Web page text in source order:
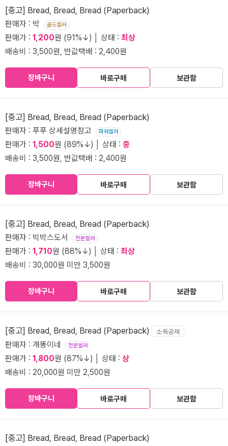
[중고] Bread, Bread, Bread (Paperback)
판매자 : 박 골드셀러
판매가 : 1,200원 (91%↓) │ 상태 : 최상
배송비 : 3,500원, 반값택배 : 2,400원
장바구니 바로구매 보관함
[중고] Bread, Bread, Bread (Paperback)
판매자 : 푸푸 상세설명참고 파워셀러
판매가 : 1,500원 (89%↓) │ 상태 : 중
배송비 : 3,500원, 반값택배 : 2,400원
장바구니 바로구매 보관함
[중고] Bread, Bread, Bread (Paperback)
판매자 : 빅박스도서 전문셀러
판매가 : 1,710원 (88%↓) │ 상태 : 최상
배송비 : 30,000원 미만 3,500원
장바구니 바로구매 보관함
[중고] Bread, Bread, Bread (Paperback) 소득공제
판매자 : 개똥이네 전문셀러
판매가 : 1,800원 (87%↓) │ 상태 : 상
배송비 : 20,000원 미만 2,500원
장바구니 바로구매 보관함
[중고] Bread, Bread, Bread (Paperback)